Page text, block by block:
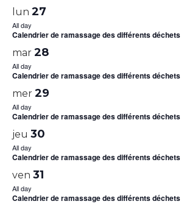
lun 27
All day
Calendrier de ramassage des différents déchets
mar 28
All day
Calendrier de ramassage des différents déchets
mer 29
All day
Calendrier de ramassage des différents déchets
jeu 30
All day
Calendrier de ramassage des différents déchets
ven 31
All day
Calendrier de ramassage des différents déchets